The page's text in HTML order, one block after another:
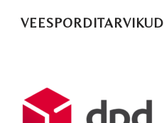
VEESPORDITARVIKUD